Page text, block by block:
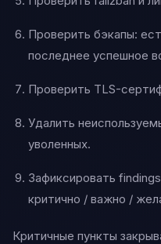
Проверить бэкапы:
последнее успешное
Проверить TLS-
Удалить
уволенных.
Зафиксировать
критично / важно /
Критичные пункты